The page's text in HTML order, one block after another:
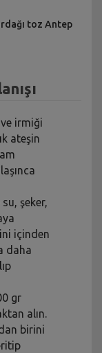
toz Antep
irmiği
ateşin
şeker,
içinden
daha
gr
alın.
birini